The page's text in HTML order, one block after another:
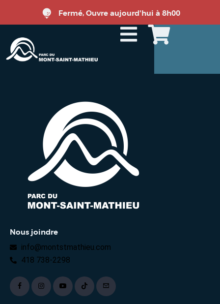
Fermé, Ouvre aujourd'hui à 8h00
Nous joindre
info@montstmathieu.com
418 738-2298